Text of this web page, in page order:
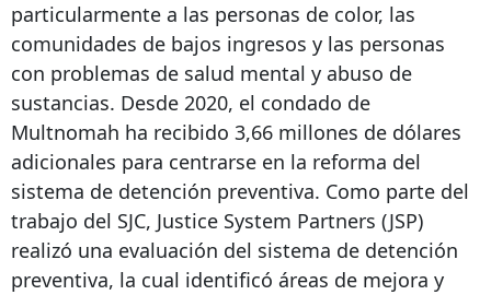
particularmente a las personas de color, las
comunidades de bajos ingresos y las personas
con problemas de salud mental y abuso de
sustancias. Desde 2020, el condado de
Multnomah ha recibido 3,66 millones de dólares
adicionales para centrarse en la reforma del
sistema de detención preventiva. Como parte del
trabajo del SJC, Justice System Partners (JSP)
realizó una evaluación del sistema de detención
preventiva, la cual identificó áreas de mejora y